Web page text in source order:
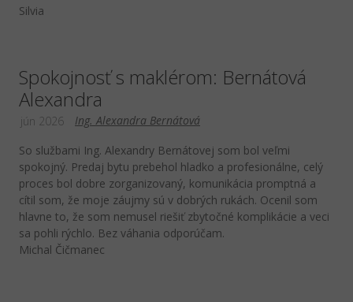
Silvia
Spokojnosť s maklérom: Bernátová
Alexandra
Ing. Alexandra Bernátová
jún 2026
So službami Ing. Alexandry Bernátovej som bol veľmi
spokojný. Predaj bytu prebehol hladko a profesionálne, celý
proces bol dobre zorganizovaný, komunikácia promptná a
cítil som, že moje záujmy sú v dobrých rukách. Ocenil som
hlavne to, že som nemusel riešiť zbytočné komplikácie a veci
sa pohli rýchlo. Bez váhania odporúčam.
Michal Čičmanec